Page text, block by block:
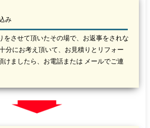
み
をさせて頂いたその場で、お返事をされな
分にお考え頂いて、お見積りとリフォー
けましたら、お電話または メールでご連